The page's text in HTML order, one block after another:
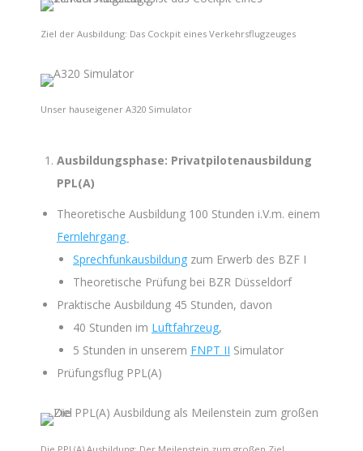
Ziel der Ausbildung: Das Cockpit eines Verkehrsflugzeuges
Unser hauseigener A320 Simulator
Ausbildungsphase: Privatpilotenausbildung
PPL(A)
Theoretische Ausbildung 100 Stunden i.V.m. einem
Fernlehrgang
Sprechfunkausbildung zum Erwerb des BZF I
Theoretische Prüfung bei BZR Düsseldorf
Praktische Ausbildung 45 Stunden, davon
40 Stunden im Luftfahrzeug,
5 Stunden in unserem FNPT II Simulator
Prüfungsflug PPL(A)